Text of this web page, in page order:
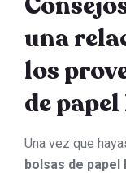
una
los
de
Una vez que
bolsas de